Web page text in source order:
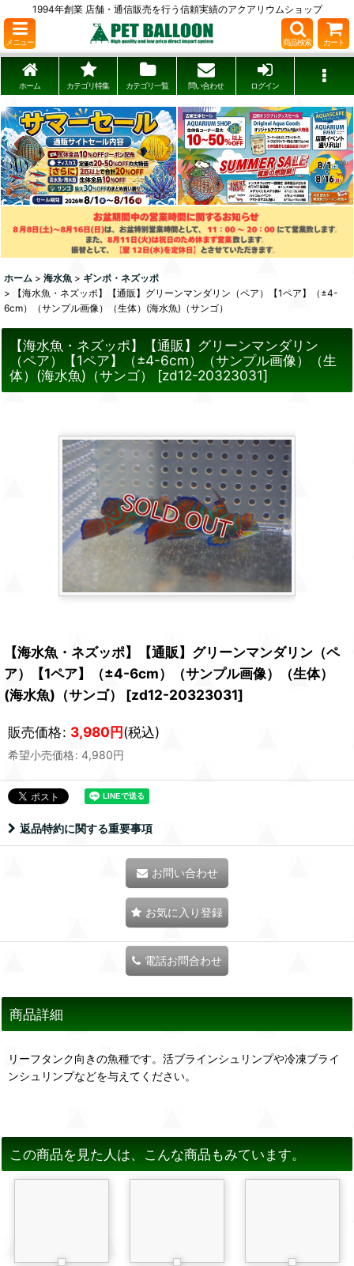
1994年創業 店舗・通信販売を行う信頼実績のアクアリウムショップ
メニュー 商品検索 カート
ホーム カテゴリ特集 カテゴリ一覧 問い合わせ ログイン
ホーム > 海水魚 > ギンポ・ネズッポ
>
【海水魚・ネズッポ】【通販】グリーンマンダリン（ペア）【1ペア】（±4-
6cm）（サンプル画像）（生体）(海水魚)（サンゴ）
【海水魚・ネズッポ】【通販】グリーンマンダリン
（ペア）【1ペア】（±4-6cm）（サンプル画像）（生
体）(海水魚)（サンゴ）
[zd12-20323031]
【海水魚・ネズッポ】【通販】グリーンマンダリン（ペ
ア）【1ペア】（±4-6cm）（サンプル画像）（生体）
(海水魚)（サンゴ）
[zd12-20323031]
販売価格: 3,980円(税込)
希望小売価格: 4,980円
返品特約に関する重要事項
お問い合わせ
お気に入り登録
電話お問合わせ
商品詳細
リーフタンク向きの魚種です。活ブラインシュリンプや冷凍ブライ
ンシュリンプなどを与えてください。
この商品を見た人は、こんな商品もみています。